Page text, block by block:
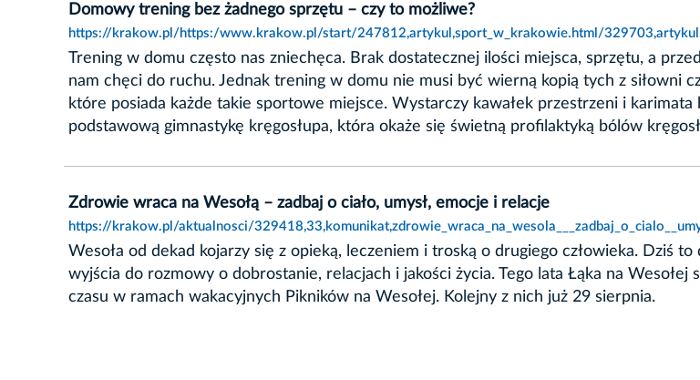
Domowy trening bez żadnego sprzętu – czy to możliwe?
https://krakow.pl/https:/www.krakow.pl/start/247812,artykul,sport_w_krakowie.html/
Trening w domu często nas zniechęca. Brak dostatecznej ilości miejsca, sprzętu, a
nam chęci do ruchu. Jednak trening w domu nie musi być wierną kopią tych z siłowni
które posiada każde takie sportowe miejsce. Wystarczy kawałek przestrzeni i
podstawową gimnastykę kręgosłupa, która okaże się świetną profilaktyką bólów
Zdrowie wraca na Wesołą – zadbaj o ciało, umysł, emocje i relacje
https://krakow.pl/aktualnosci/
Wesoła od dekad kojarzy się z opieką, leczeniem i troską o drugiego człowieka. Dziś
wyjścia do rozmowy o dobrostanie, relacjach i jakości życia. Tego lata Łąka na
czasu w ramach wakacyjnych Pikników na Wesołej. Kolejny z nich już 29 sierpnia.